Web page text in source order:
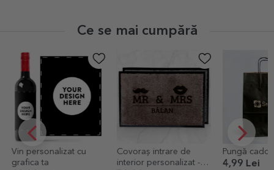
Ce se mai cumpără
Covoraș intrare de
interior personalizat -
Pungă cadou StarGift
4,99 Lei
Tricou din
personalizat